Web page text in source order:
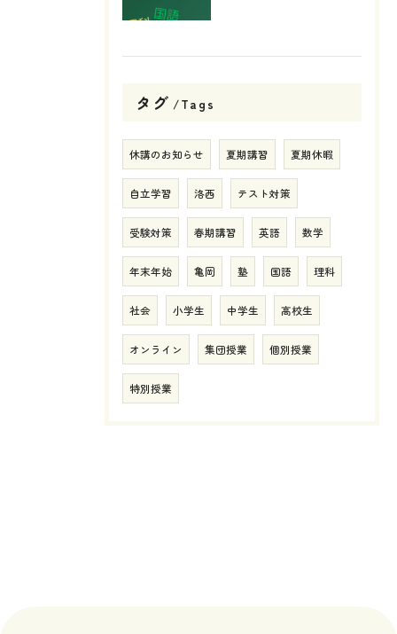
タグ Tags
休講のお知らせ 夏期講習 夏期休暇
自立学習 洛西 テスト対策
受験対策 春期講習 英語 数学
年末年始 亀岡 塾 国語 理科
社会 小学生 中学生 高校生
オンライン 集団授業 個別授業
特別授業